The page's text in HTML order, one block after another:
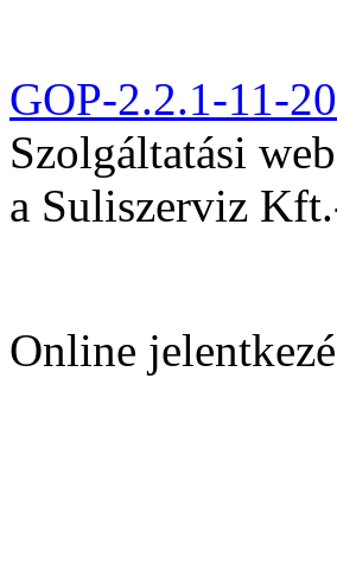
GOP-2.2.1-11-
Szolgáltatási
a Suliszerviz
Online